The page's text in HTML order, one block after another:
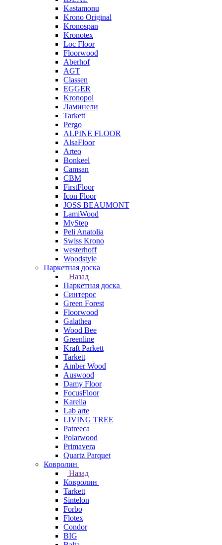
Kastamonu
Krono Original
Kronospan
Kronotex
Loc Floor
Floorwood
Aberhof
AGT
Classen
EGGER
Kronopol
Ламинели
Tarkett
Pergo
ALPINE FLOOR
AlsaFloor
Arteo
Bonkeel
Camsan
CBM
FirstFloor
Icon Floor
JOSS BEAUMONT
LamiWood
MyStep
Peli Anatolia
Swiss Krono
westerhoff
Woodstyle
Паркетная доска
Назад
Паркетная доска
Синтерос
Green Forest
Floorwood
Galathea
Wood Bee
Greenline
Kraft Parkett
Tarkett
Amber Wood
Auswood
Damy Floor
FocusFloor
Karelia
Lab arte
LIVING TREE
Patreeca
Polarwood
Primavera
Quartz Parquet
Ковролин
Назад
Ковролин
Tarkett
Sintelon
Forbo
Flotex
Condor
BIG